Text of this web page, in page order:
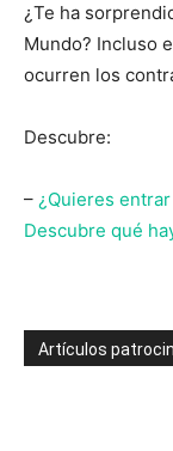
¿Te ha
Mundo? Incluso
ocurren los
Descubre:
– ¿Quieres
Descubre qué
Artículos